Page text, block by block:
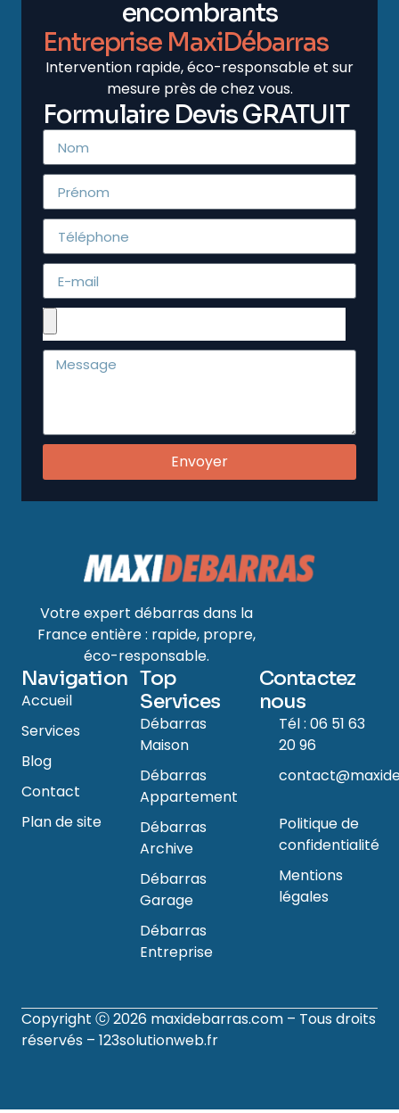
encombrants
Entreprise MaxiDébarras
Intervention rapide, éco-responsable et sur
mesure près de chez vous.
Formulaire Devis GRATUIT
Envoyer
Votre expert débarras dans la
France entière : rapide, propre,
éco-responsable.
Navigation
Accueil
Services
Blog
Contact
Plan de site
Top
Services
Débarras
Maison
Débarras
Appartement
Débarras
Archive
Débarras
Garage
Débarras
Entreprise
Contactez
nous
Tél : 06 51 63
20 96
Politique de
confidentialité
Mentions
légales
Copyright ⓒ 2026 maxidebarras.com – Tous droits
réservés – 123solutionweb.fr